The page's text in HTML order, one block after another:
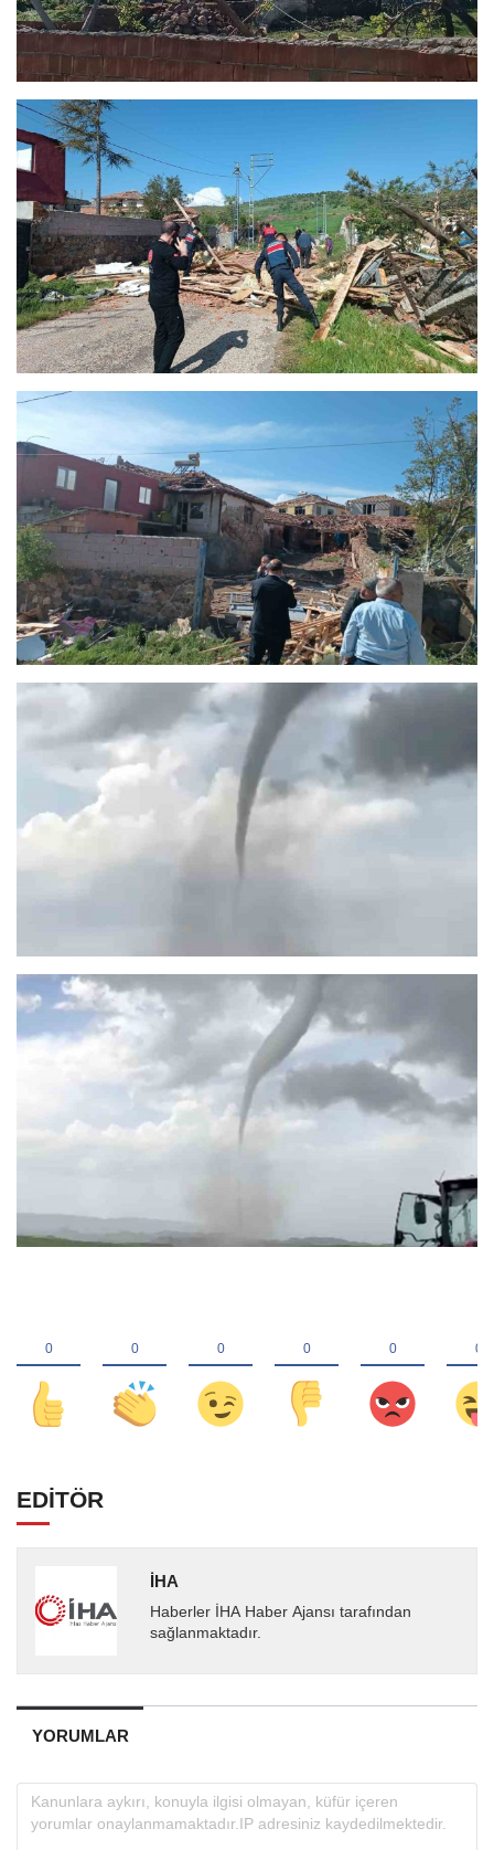
EDİTÖR
İHA
Haberler İHA Haber Ajansı tarafından
sağlanmaktadır.
YORUMLAR